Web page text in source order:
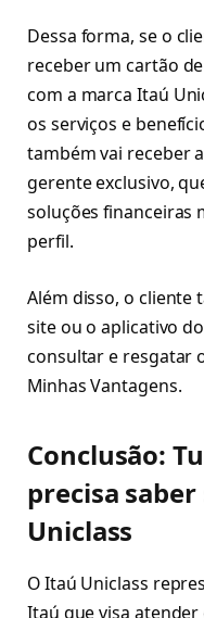
Dessa forma, se o
receber um cartão
com a marca Itaú
os serviços e
também vai receber
gerente exclusivo,
soluções financeiras
perfil.
Além disso, o cliente
site ou o aplicativo
consultar e resgatar
Minhas Vantagens.
Conclusão:
precisa
Uniclass
O Itaú Uniclass
Itaú que visa